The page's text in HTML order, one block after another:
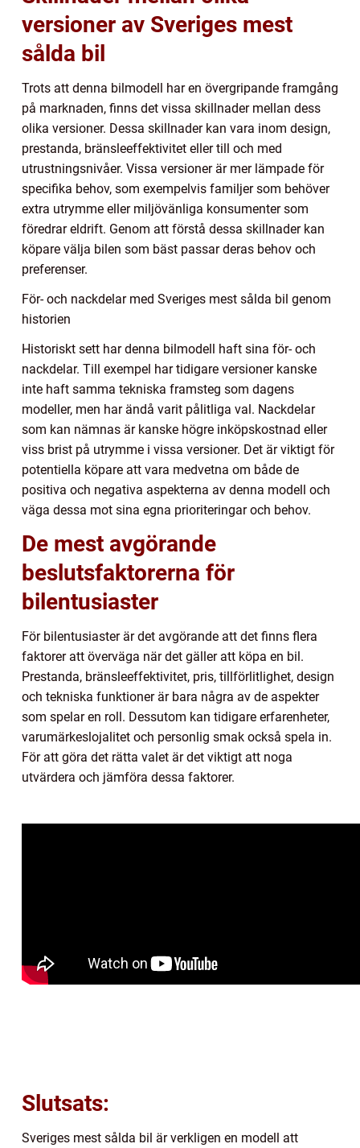
versioner av Sveriges mest
sålda bil
Trots att denna bilmodell har en övergripande framgång
på marknaden, finns det vissa skillnader mellan dess
olika versioner. Dessa skillnader kan vara inom design,
prestanda, bränsleeffektivitet eller till och med
utrustningsnivåer. Vissa versioner är mer lämpade för
specifika behov, som exempelvis familjer som behöver
extra utrymme eller miljövänliga konsumenter som
föredrar eldrift. Genom att förstå dessa skillnader kan
köpare välja bilen som bäst passar deras behov och
preferenser.
För- och nackdelar med Sveriges mest sålda bil genom
historien
Historiskt sett har denna bilmodell haft sina för- och
nackdelar. Till exempel har tidigare versioner kanske
inte haft samma tekniska framsteg som dagens
modeller, men har ändå varit pålitliga val. Nackdelar
som kan nämnas är kanske högre inköpskostnad eller
viss brist på utrymme i vissa versioner. Det är viktigt för
potentiella köpare att vara medvetna om både de
positiva och negativa aspekterna av denna modell och
väga dessa mot sina egna prioriteringar och behov.
De mest avgörande
beslutsfaktorerna för
bilentusiaster
För bilentusiaster är det avgörande att det finns flera
faktorer att överväga när det gäller att köpa en bil.
Prestanda, bränsleeffektivitet, pris, tillförlitlighet, design
och tekniska funktioner är bara några av de aspekter
som spelar en roll. Dessutom kan tidigare erfarenheter,
varumärkeslojalitet och personlig smak också spela in.
För att göra det rätta valet är det viktigt att noga
utvärdera och jämföra dessa faktorer.
Slutsats:
Sveriges mest sålda bil är verkligen en modell att